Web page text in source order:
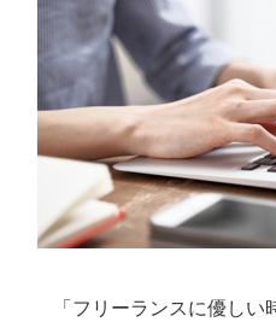
「フリーランスに優し